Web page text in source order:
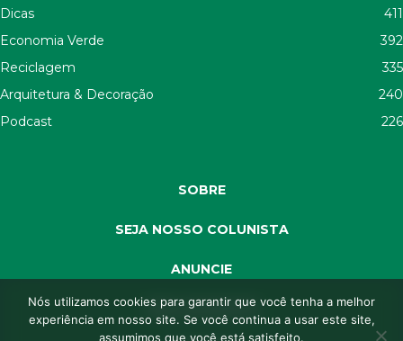
Dicas
411
Economia Verde
392
Reciclagem
335
Arquitetura & Decoração
240
Podcast
226
SOBRE
SEJA NOSSO COLUNISTA
ANUNCIE
SEJA APOIADOR
Nós utilizamos cookies para garantir que você tenha a melhor
experiência em nosso site. Se você continua a usar este site,
assumimos que você está satisfeito.